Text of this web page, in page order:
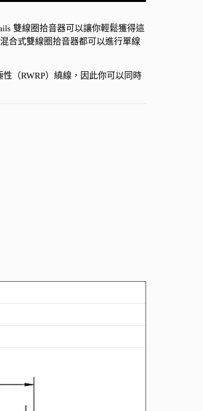
雙線圈拾音器可以讓你輕鬆獲得這
合式雙線圈拾音器都可以進行單線
（RWRP）繞線，因此你可以同時